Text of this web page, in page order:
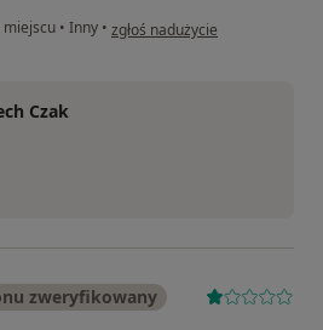
miejscu • Inny • w opinii użytkownika Halina
zgłoś nadużycie
Czak
zweryfikowany